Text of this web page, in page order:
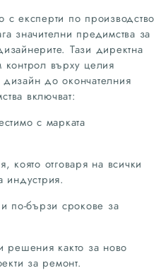
с експерти по производство
значителни предимства за
Тази директна
контрол върху целия
до окончателния
включват:
с марката
която отговаря на всички
индустрия.
по-бързи срокове за
решения както за ново
за ремонт.